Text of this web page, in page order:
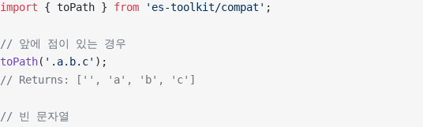
import { toPath } from 'es-toolkit/compat' ;
// 앞에 점이 있는 경우
toPath( '.a.b.c' );
// Returns: ['', 'a', 'b', 'c']
// 빈 문자열